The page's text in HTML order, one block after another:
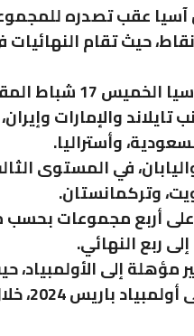
عقب تصدره
ضمت فلسطين وتركمانستان برصيد 4 نقاط، حيث تقام
وينتظر أن تسحب قرعة نهائيات كأس
والإمارات
وأستراليا.
في المستوى
وتركمانستان.
القرعة توزيع المنتخبات الـ 16، على أربع
ربع النهائي.
مؤهلة إلى الأولمبياد،
التصفيات القارية